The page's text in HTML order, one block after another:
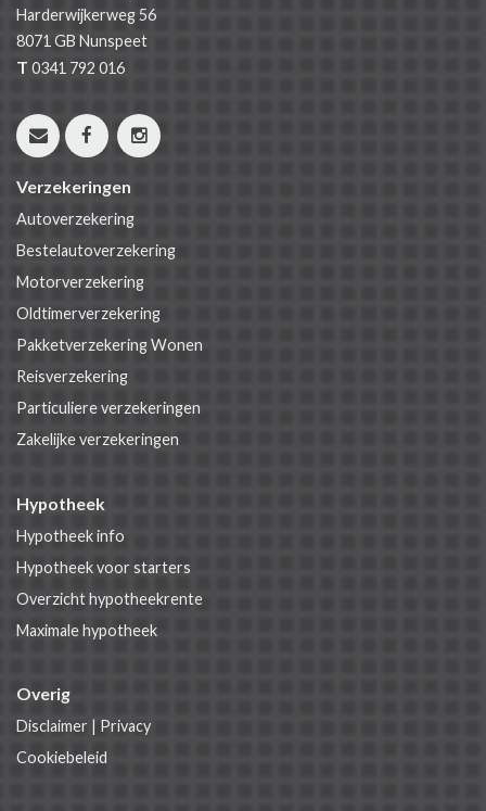
Harderwijkerweg 56
8071 GB Nunspeet
T 0341 792 016
Verzekeringen
Autoverzekering
Bestelautoverzekering
Motorverzekering
Oldtimerverzekering
Pakketverzekering Wonen
Reisverzekering
Particuliere verzekeringen
Zakelijke verzekeringen
Hypotheek
Hypotheek info
Hypotheek voor starters
Overzicht hypotheekrente
Maximale hypotheek
Overig
Disclaimer | Privacy
Cookiebeleid